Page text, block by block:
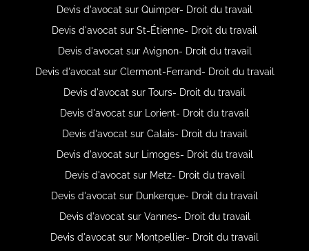
Devis d'avocat sur Quimper- Droit du travail
Devis d'avocat sur St-Étienne- Droit du travail
Devis d'avocat sur Avignon- Droit du travail
Devis d'avocat sur Clermont-Ferrand- Droit du travail
Devis d'avocat sur Tours- Droit du travail
Devis d'avocat sur Lorient- Droit du travail
Devis d'avocat sur Calais- Droit du travail
Devis d'avocat sur Limoges- Droit du travail
Devis d'avocat sur Metz- Droit du travail
Devis d'avocat sur Dunkerque- Droit du travail
Devis d'avocat sur Vannes- Droit du travail
Devis d'avocat sur Montpellier- Droit du travail